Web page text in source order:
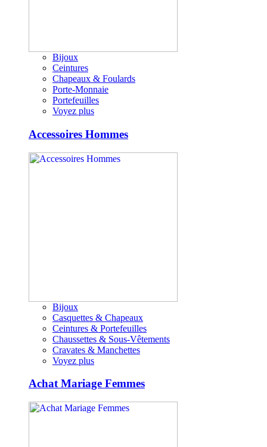
Bijoux
Ceintures
Chapeaux & Foulards
Porte-Monnaie
Portefeuilles
Voyez plus
Accessoires Hommes
Bijoux
Casquettes & Chapeaux
Ceintures & Portefeuilles
Chaussettes & Sous-Vêtements
Cravates & Manchettes
Voyez plus
Achat Mariage Femmes